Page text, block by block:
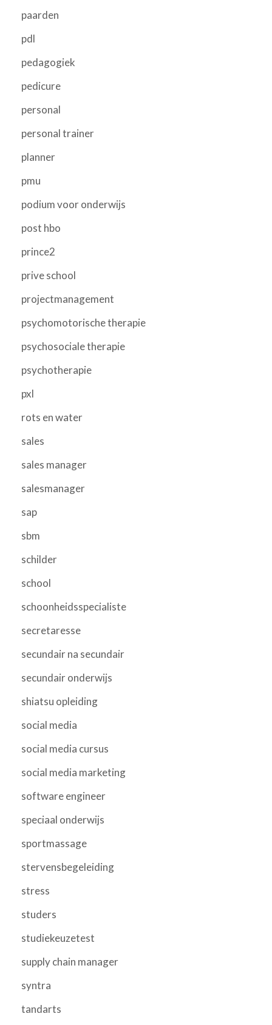
paarden
pdl
pedagogiek
pedicure
personal
personal trainer
planner
pmu
podium voor onderwijs
post hbo
prince2
prive school
projectmanagement
psychomotorische therapie
psychosociale therapie
psychotherapie
pxl
rots en water
sales
sales manager
salesmanager
sap
sbm
schilder
school
schoonheidsspecialiste
secretaresse
secundair na secundair
secundair onderwijs
shiatsu opleiding
social media
social media cursus
social media marketing
software engineer
speciaal onderwijs
sportmassage
stervensbegeleiding
stress
studers
studiekeuzetest
supply chain manager
syntra
tandarts